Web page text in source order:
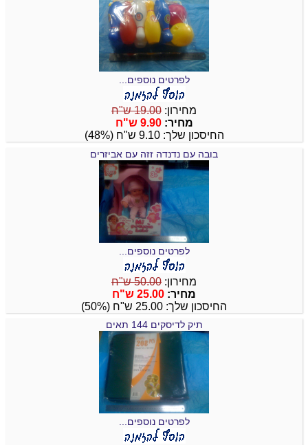
לפרטים נוספים...
מחירון: 19.00 ש"ח
מחיר:9.90 ש"ח
החיסכון שלך: 9.10 ש"ח (48%)
בובה עם נדנדה זזה עם אביזרים
לפרטים נוספים...
מחירון: 50.00 ש"ח
מחיר: 25.00 ש"ח
החיסכון שלך: 25.00 ש"ח (50%)
תיק לדיסקים 144 תאים
לפרטים נוספים...